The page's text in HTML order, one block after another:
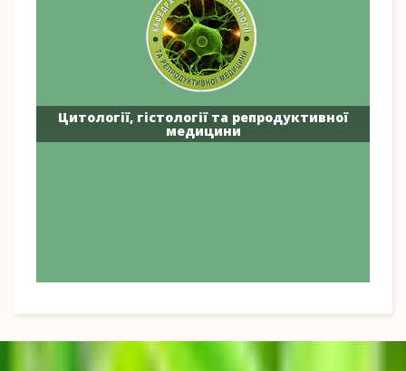
Цитології, гістології та репродуктивної
медицини